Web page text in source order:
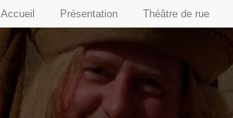
Accueil Présentation Théâtre de rue